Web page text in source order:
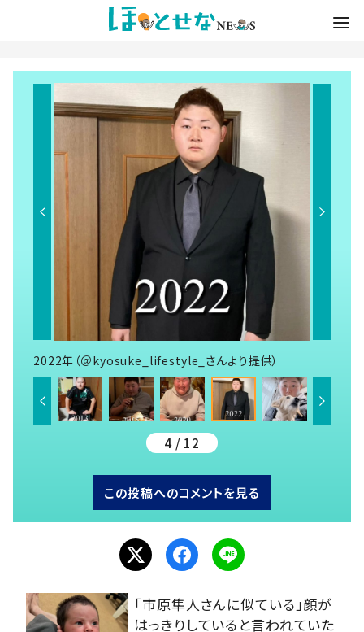
2022年（＠kyosuke_lifestyle_さんより提供）
4 / 12
この投稿へのコメントを見る
「市原隼人さんに似ている」顔が
はっきりしていると言われていた